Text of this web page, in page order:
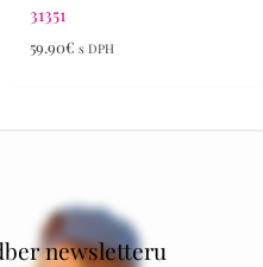
31351
59.90€ s DPH
newsletteru